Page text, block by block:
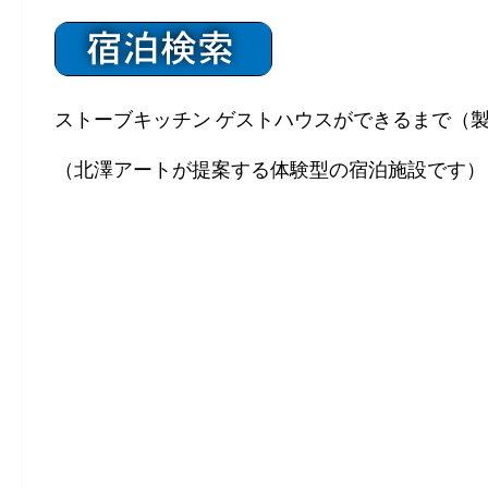
ストーブキッチン ゲストハウスができるまで（
（北澤アート が提案する体験型の宿泊施設です）